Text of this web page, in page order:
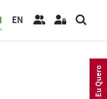
EN
Eu Quero